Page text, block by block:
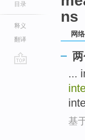
目录
释义
翻译
ns
网
...
基